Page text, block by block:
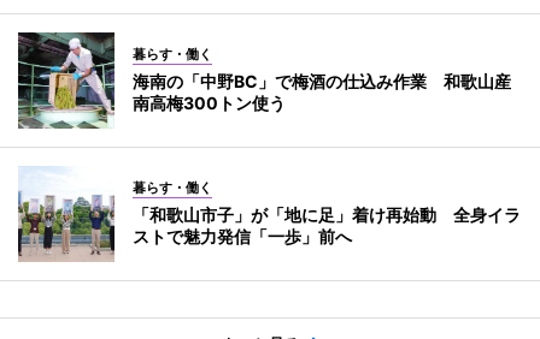
暮らす・働く
海南の「中野BC」で梅酒の仕込み作業 和歌山産
南高梅300トン使う
暮らす・働く
「和歌山市子」が「地に足」着け再始動 全身イラ
ストで魅力発信「一歩」前へ